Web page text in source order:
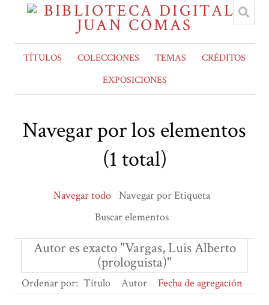
TÍTULOS COLECCIONES TEMAS
CRÉDITOS
EXPOSICIONES
Navegar por los elementos
(1 total)
Navegar todo Navegar por Etiqueta
Buscar elementos
Autor es exacto "Vargas, Luis Alberto
(prologuista)"
Ordenar por: Título Autor Fecha de agregación